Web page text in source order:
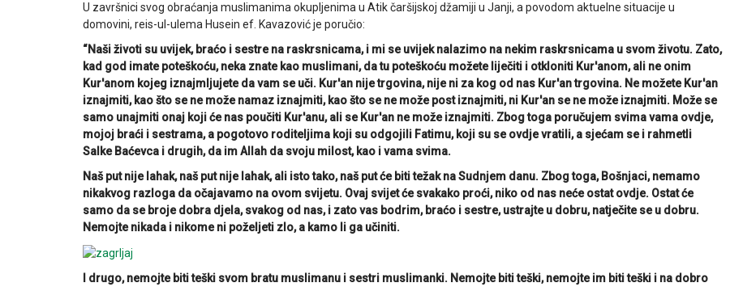
U završnici svog obraćanja muslimanima okupljenima u Atik čaršijskoj džamiji u Janji, a povodom aktuelne situacije u
domovini, reis-ul-ulema Husein ef. Kavazović je poručio:
“Naši životi su uvijek, braćo i sestre na raskrsnicama, i mi se uvijek nalazimo na nekim raskrsnicama u svom životu. Zato,
kad god imate poteškoću, neka znate kao muslimani, da tu poteškoću možete liječiti i otkloniti Kur'anom, ali ne onim
Kur'anom kojeg iznajmljujete da vam se uči. Kur'an nije trgovina, nije ni za kog od nas Kur'an trgovina. Ne možete Kur'an
iznajmiti, kao što se ne može namaz iznajmiti, kao što se ne može post iznajmiti, ni Kur'an se ne može iznajmiti. Može se
samo unajmiti onaj koji će nas poučiti Kur'anu, ali se Kur'an ne može iznajmiti. Zbog toga poručujem svima vama ovdje,
mojoj braći i sestrama, a pogotovo roditeljima koji su odgojili Fatimu, koji su se ovdje vratili, a sjećam se i rahmetli
Salke Baćevca i drugih, da im Allah da svoju milost, kao i vama svima.
Naš put nije lahak, naš put nije lahak, ali isto tako, naš put će biti težak na Sudnjem danu. Zbog toga, Bošnjaci, nemamo
nikakvog razloga da očajavamo na ovom svijetu. Ovaj svijet će svakako proći, niko od nas neće ostat ovdje. Ostat će
samo da se broje dobra djela, svakog od nas, i zato vas bodrim, braćo i sestre, ustrajte u dobru, natječite se u dobru.
Nemojte nikada i nikome ni poželjeti zlo, a kamo li ga učiniti.
I drugo, nemojte biti teški svom bratu muslimanu i sestri muslimanki. Nemojte biti teški, nemojte im biti teški i na dobro